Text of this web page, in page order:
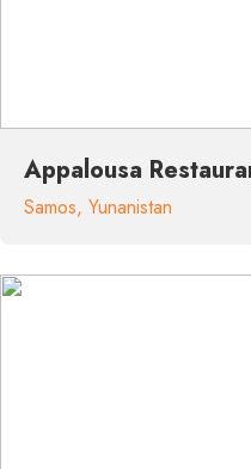
Appalousa
Samos, Yunanistan